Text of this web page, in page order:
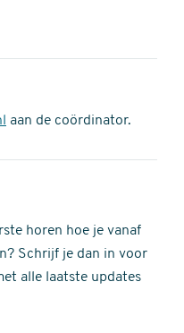
aan de coördinator.
horen hoe je vanaf
Schrijf je dan in voor
alle laatste updates